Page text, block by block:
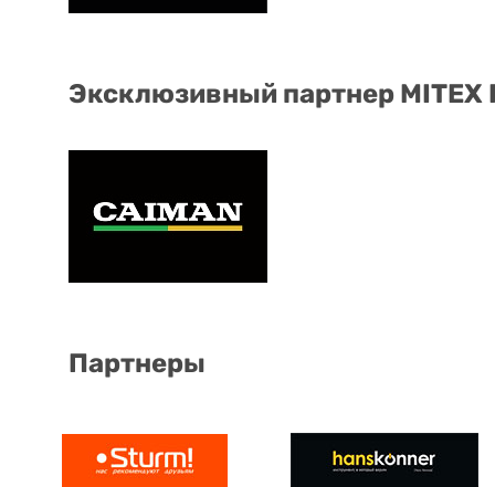
Эксклюзивный партнер
Партнеры